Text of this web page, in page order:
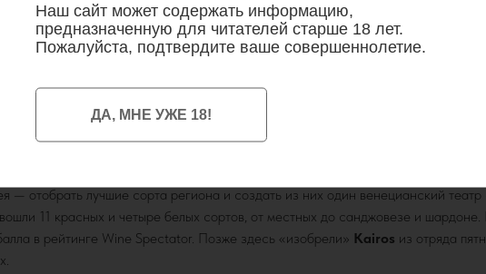
Наш сайт может содержать информацию,
предназначенную для читателей старше 18 лет.
Пожалуйста, подтвердите ваше совершеннолетие.
ДА, МНЕ УЖЕ 18!
FROM ETERNITY TO INFINITY
открыл собственную винодельню
в центре классической
начала XV-го века из песчаника в Сан-Пьетро-ин-Кариано). Первая, и
— отобрать лучшие сорта региона и создать из них один венецианский театр
вошли 11 красных и четыре белых сортов, от местных до санджовезе и
в рейтинге Wine Spectator. Позже здесь «изобрели» Kairos из отряда